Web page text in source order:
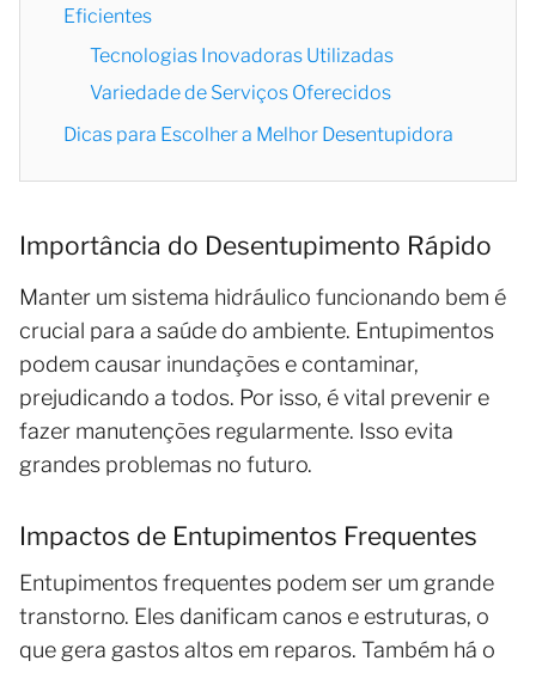
Eficientes
Tecnologias Inovadoras Utilizadas
Variedade de Serviços Oferecidos
Dicas para Escolher a Melhor Desentupidora
Importância do Desentupimento Rápido
Manter um sistema hidráulico funcionando bem é
crucial para a saúde do ambiente. Entupimentos
podem causar inundações e contaminar,
prejudicando a todos. Por isso, é vital prevenir e
fazer manutenções regularmente. Isso evita
grandes problemas no futuro.
Impactos de Entupimentos Frequentes
Entupimentos frequentes podem ser um grande
transtorno. Eles danificam canos e estruturas, o
que gera gastos altos em reparos. Também há o